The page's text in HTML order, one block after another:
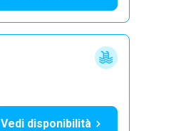
Vedi disponibilità